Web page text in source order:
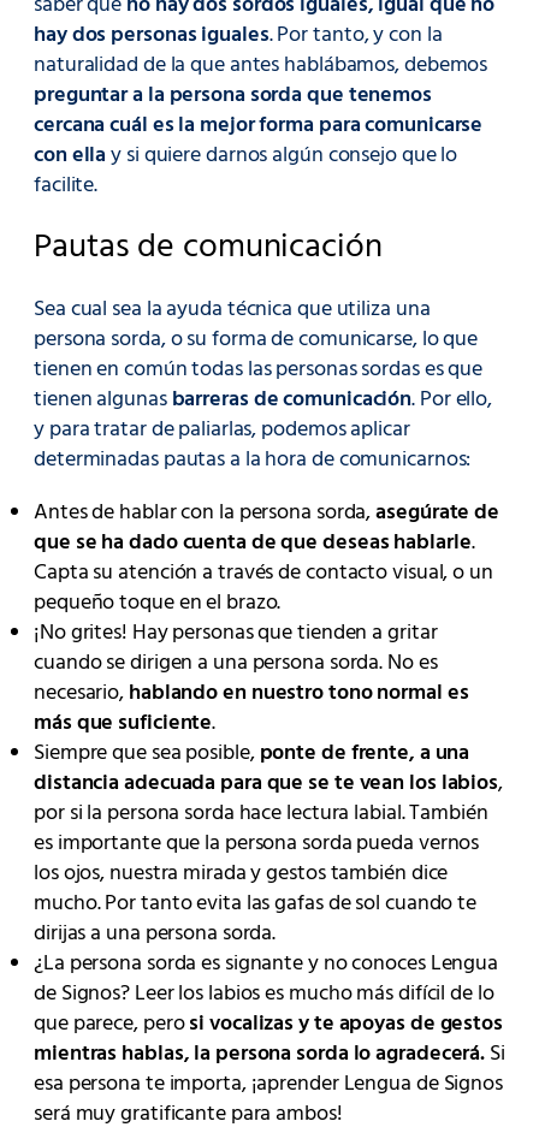
hay dos personas iguales. Por tanto, y con la
naturalidad de la que antes hablábamos, debemos
preguntar a la persona sorda que tenemos
cercana cuál es la mejor forma para comunicarse
con ellay si quiere darnos algún consejo que lo
facilite.
Pautas de comunicación
Sea cual sea la ayuda técnica que utiliza una
persona sorda, o su forma de comunicarse, lo que
tienen en común todas las personas sordas es que
tienen algunasbarreras de comunicación. Por ello,
y para tratar de paliarlas, podemos aplicar
determinadas pautas a la hora de comunicarnos:
Antes de hablar con la persona sorda,asegúrate de
que se ha dado cuenta de que deseas hablarle.
Capta su atención a través de contacto visual, o un
pequeño toque en el brazo.
¡No grites! Hay personas que tienden a gritar
cuando se dirigen a una persona sorda. No es
necesario,hablando en nuestro tono normal es
más que suficiente.
Siempre que sea posible,ponte de frente, a una
distancia adecuada para que se te vean los labios,
por si la persona sorda hace lectura labial. También
es importante que la persona sorda pueda vernos
los ojos, nuestra mirada y gestos también dice
mucho. Por tanto evita las gafas de sol cuando te
dirijas a una persona sorda.
¿La persona sorda es signante y no conoces Lengua
de Signos? Leer los labios es mucho más difícil de lo
que parece, perosi vocalizas y te apoyas de gestos
mientras hablas, la persona sorda lo agradecerá.Si
esa persona te importa, ¡aprender Lengua de Signos
será muy gratificante para ambos!